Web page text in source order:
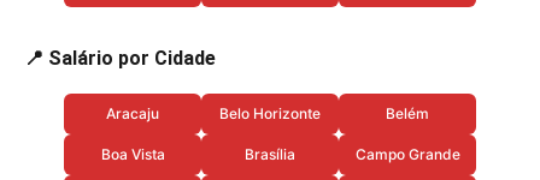
📍 Salário por Cidade
Aracaju Belo Horizonte Belém
Boa Vista Brasília Campo Grande